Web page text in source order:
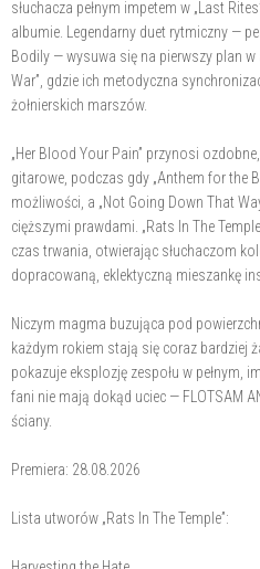
słuchacza pełnym impetem w „Last
albumie. Legendarny duet rytmiczny —
Bodily — wysuwa się na pierwszy plan
War”, gdzie ich metodyczna
żołnierskich marszów.
„Her Blood Your Pain” przynosi
gitarowe, podczas gdy „Anthem for the
możliwości, a „Not Going Down That
cięższymi prawdami. „Rats In The
czas trwania, otwierając słuchaczom
dopracowaną, eklektyczną mieszankę
Niczym magma buzująca pod
każdym rokiem stają się coraz bardziej
pokazuje eksplozję zespołu w pełnym,
fani nie mają dokąd uciec — FLOTSAM
ściany.
Premiera: 28.08.2026
Lista utworów „Rats In The Temple”: